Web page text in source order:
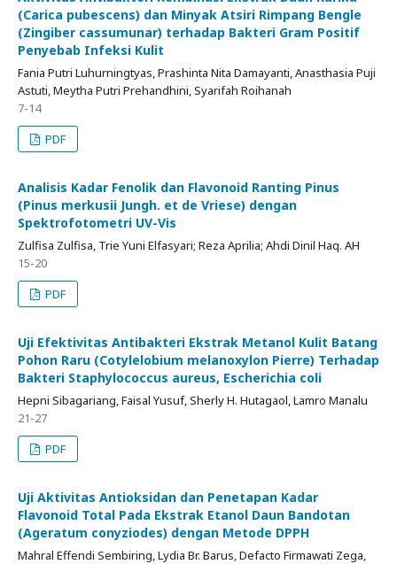
(Carica pubescens) dan Minyak Atsiri Rimpang Bengle
(Zingiber cassumunar) terhadap Bakteri Gram Positif
Penyebab Infeksi Kulit
Fania Putri Luhurningtyas, Prashinta Nita Damayanti, Anasthasia Puji
Astuti, Meytha Putri Prehandhini, Syarifah Roihanah
7-14
PDF
Analisis Kadar Fenolik dan Flavonoid Ranting Pinus
(Pinus merkusii Jungh. et de Vriese) dengan
Spektrofotometri UV-Vis
Zulfisa Zulfisa, Trie Yuni Elfasyari; Reza Aprilia; Ahdi Dinil Haq. AH
15-20
PDF
Uji Efektivitas Antibakteri Ekstrak Metanol Kulit Batang
Pohon Raru (Cotylelobium melanoxylon Pierre) Terhadap
Bakteri Staphylococcus aureus, Escherichia coli
Hepni Sibagariang, Faisal Yusuf, Sherly H. Hutagaol, Lamro Manalu
21-27
PDF
Uji Aktivitas Antioksidan dan Penetapan Kadar
Flavonoid Total Pada Ekstrak Etanol Daun Bandotan
(Ageratum conyziodes) dengan Metode DPPH
Mahral Effendi Sembiring, Lydia Br. Barus, Defacto Firmawati Zega,